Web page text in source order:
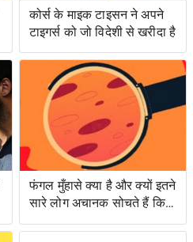
कोर्स के माइक टाइसन ने अपने
टाइगर्स को जो विदेशी से खरीदा है
फंगल मुँहासे क्या है और क्यों इतने
सारे लोग अचानक सोचते हैं कि
उनके पास क्या है?